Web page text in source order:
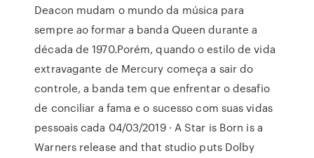
Deacon mudam o mundo da música para
sempre ao formar a banda Queen durante a
década de 1970.Porém, quando o estilo de vida
extravagante de Mercury começa a sair do
controle, a banda tem que enfrentar o desafio
de conciliar a fama e o sucesso com suas vidas
pessoais cada 04/03/2019 · A Star is Born is a
Warners release and that studio puts Dolby